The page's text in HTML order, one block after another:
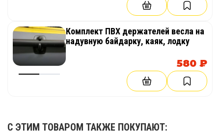
Комплект ПВХ держателей весла на
надувную байдарку, каяк, лодку
580 ₽
С ЭТИМ ТОВАРОМ ТАКЖЕ ПОКУПАЮТ: